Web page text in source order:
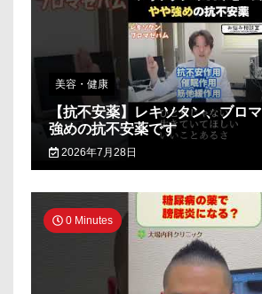
美容・健康
【抗不安薬】レキソタン、ブロ
強めの抗不安薬です
2026年7月28日
0 Minutes